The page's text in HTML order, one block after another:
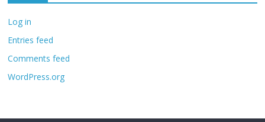
Log in
Entries feed
Comments feed
WordPress.org